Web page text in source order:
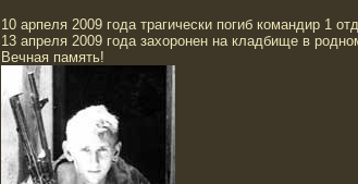
10 арпеля 2009 года трагически погиб командир 1
13 апреля 2009 года захоронен на кладбище в
Вечная память!